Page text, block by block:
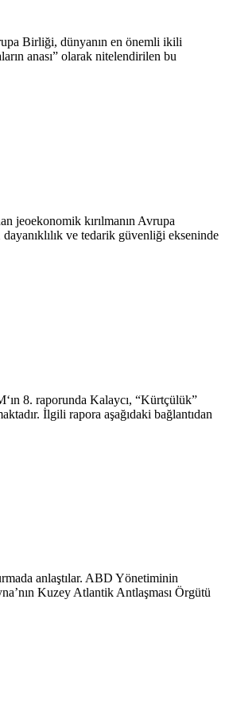
Birliği, dünyanın en önemli ikili
anası” olarak nitelendirilen bu
jeoekonomik kırılmanın Avrupa
ve tedarik güvenliği ekseninde
8. raporunda Kalaycı, “Kürtçülük”
İlgili rapora aşağıdaki bağlantıdan
anlaştılar. ABD Yönetiminin
Kuzey Atlantik Antlaşması Örgütü